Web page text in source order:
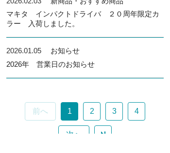
マキタ インパクトドライバ ２０周年限定カ
ラー 入荷しました。
2026.01.05
お知らせ
2026年 営業日のお知らせ
前へ 1 2 3 4
次へ